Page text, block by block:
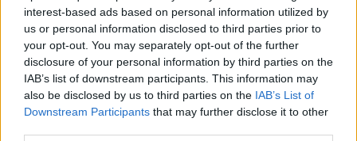
interest-based ads based on personal information utilized by
us or personal information disclosed to third parties prior to
your opt-out. You may separately opt-out of the further
disclosure of your personal information by third parties on the
IAB’s list of downstream participants. This information may
also be disclosed by us to third parties on the IAB’s List of
Downstream Participants that may further disclose it to other